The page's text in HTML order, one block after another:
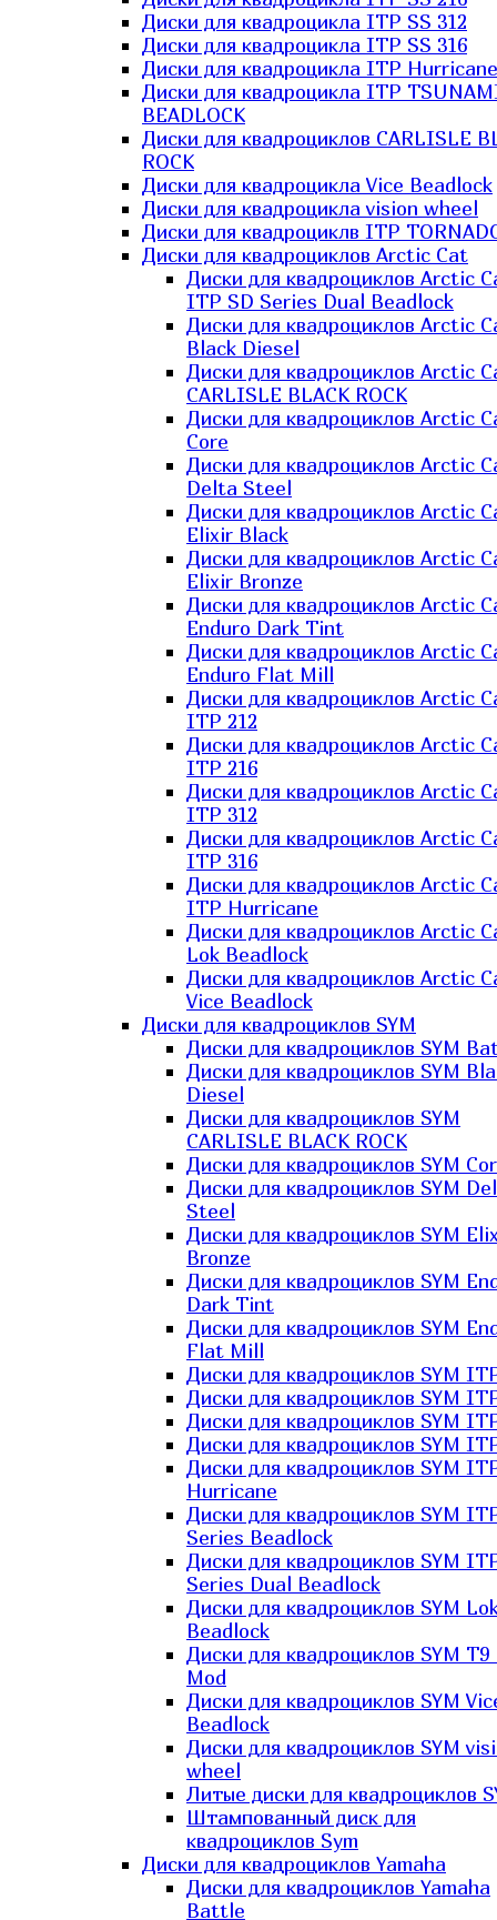
Диски для квадроцикла ITP SS 312
Диски для квадроцикла ITP SS 316
Диски для квадроцикла ITP Hurricane
Диски для квадроцикла ITP
BEADLOCK
Диски для квадроциклов CARLISLE
ROCK
Диски для квадроцикла Vice Beadlock
Диски для квадроцикла vision wheel
Диски для квадроциклв ITP
Диски для квадроциклов Arctic Cat
Диски для квадроциклов Arctic
ITP SD Series Dual Beadlock
Диски для квадроциклов Arctic
Black Diesel
Диски для квадроциклов Arctic
CARLISLE BLACK ROCK
Диски для квадроциклов Arctic
Core
Диски для квадроциклов Arctic
Delta Steel
Диски для квадроциклов Arctic
Elixir Black
Диски для квадроциклов Arctic
Elixir Bronze
Диски для квадроциклов Arctic
Enduro Dark Tint
Диски для квадроциклов Arctic
Enduro Flat Mill
Диски для квадроциклов Arctic
ITP 212
Диски для квадроциклов Arctic
ITP 216
Диски для квадроциклов Arctic
ITP 312
Диски для квадроциклов Arctic
ITP 316
Диски для квадроциклов Arctic
ITP Hurricane
Диски для квадроциклов Arctic
Lok Beadlock
Диски для квадроциклов Arctic
Vice Beadlock
Диски для квадроциклов SYM
Диски для квадроциклов SYM
Диски для квадроциклов SYM
Diesel
Диски для квадроциклов SYM
CARLISLE BLACK ROCK
Диски для квадроциклов SYM
Диски для квадроциклов SYM
Steel
Диски для квадроциклов SYM
Bronze
Диски для квадроциклов SYM
Dark Tint
Диски для квадроциклов SYM
Flat Mill
Диски для квадроциклов SYM
Диски для квадроциклов SYM
Диски для квадроциклов SYM
Диски для квадроциклов SYM
Диски для квадроциклов SYM
Hurricane
Диски для квадроциклов SYM
Series Beadlock
Диски для квадроциклов SYM
Series Dual Beadlock
Диски для квадроциклов SYM
Beadlock
Диски для квадроциклов SYM T9
Mod
Диски для квадроциклов SYM
Beadlock
Диски для квадроциклов SYM
wheel
Литые диски для квадроциклов
Штампованный диск для
квадроциклов Sym
Диски для квадроциклов Yamaha
Диски для квадроциклов Yamaha
Battle